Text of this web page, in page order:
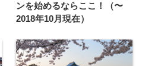
ンを始めるならここ！（〜
2018年10月現在）